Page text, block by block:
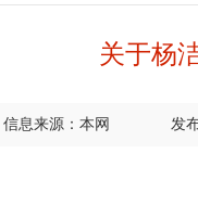
关于杨
信息来源：本网 发